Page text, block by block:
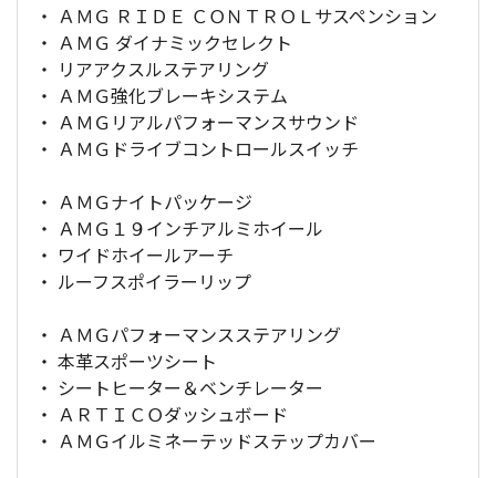
・ ＡＭＧ ＲＩＤＥ ＣＯＮＴＲＯＬサスペンション
・ ＡＭＧ ダイナミックセレクト
・ リアアクスルステアリング
・ ＡＭＧ強化ブレーキシステム
・ ＡＭＧリアルパフォーマンスサウンド
・ ＡＭＧドライブコントロールスイッチ
・ ＡＭＧナイトパッケージ
・ ＡＭＧ１９インチアルミホイール
・ ワイドホイールアーチ
・ ルーフスポイラーリップ
・ ＡＭＧパフォーマンスステアリング
・ 本革スポーツシート
・ シートヒーター＆ベンチレーター
・ ＡＲＴＩＣＯダッシュボード
・ ＡＭＧイルミネーテッドステップカバー